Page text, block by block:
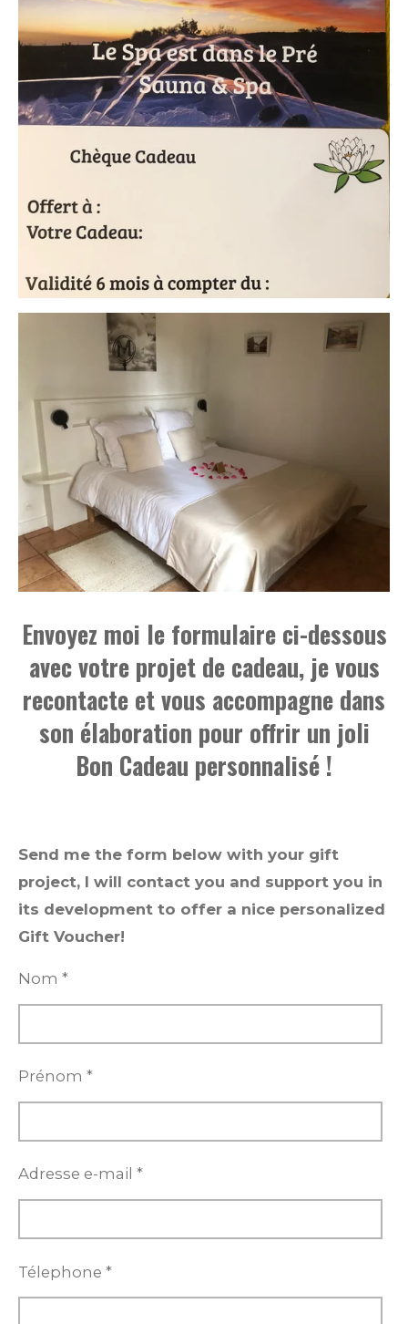
Envoyez moi le formulaire ci-dessous
avec votre projet de cadeau, je vous
recontacte et vous accompagne dans
son élaboration pour offrir un joli
Bon Cadeau personnalisé !
Send me the form below with your gift
project, I will contact you and support you in
its development to offer a nice personalized
Gift Voucher!
Nom *
Prénom *
Adresse e-mail *
Télephone *